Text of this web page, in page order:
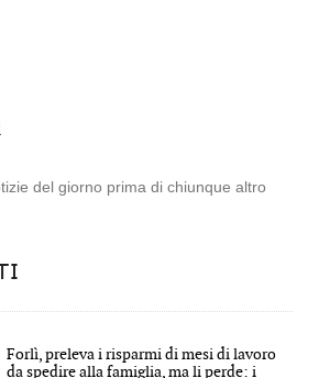
del giorno prima di chiunque altro
Forlì, preleva i risparmi di mesi di lavoro
da spedire alla famiglia, ma li perde: i